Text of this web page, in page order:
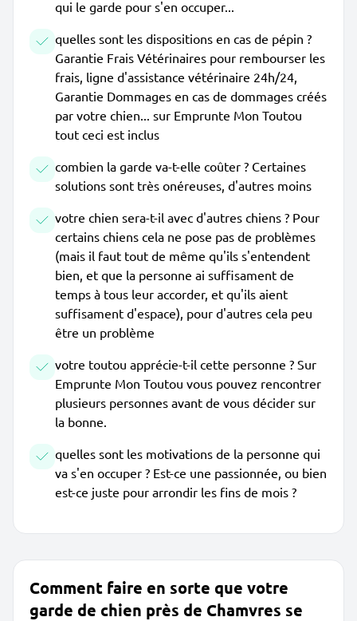
qui le garde pour s'en occuper...
quelles sont les dispositions en cas de pépin ?
Garantie Frais Vétérinaires pour rembourser les
frais, ligne d'assistance vétérinaire 24h/24,
Garantie Dommages en cas de dommages créés
par votre chien... sur Emprunte Mon Toutou
tout ceci est inclus
combien la garde va-t-elle coûter ? Certaines
solutions sont très onéreuses, d'autres moins
votre chien sera-t-il avec d'autres chiens ? Pour
certains chiens cela ne pose pas de problèmes
(mais il faut tout de même qu'ils s'entendent
bien, et que la personne ai suffisament de
temps à tous leur accorder, et qu'ils aient
suffisament d'espace), pour d'autres cela peu
être un problème
votre toutou apprécie-t-il cette personne ? Sur
Emprunte Mon Toutou vous pouvez rencontrer
plusieurs personnes avant de vous décider sur
la bonne.
quelles sont les motivations de la personne qui
va s'en occuper ? Est-ce une passionnée, ou bien
est-ce juste pour arrondir les fins de mois ?
Comment faire en sorte que votre
garde de chien près de Chamvres se